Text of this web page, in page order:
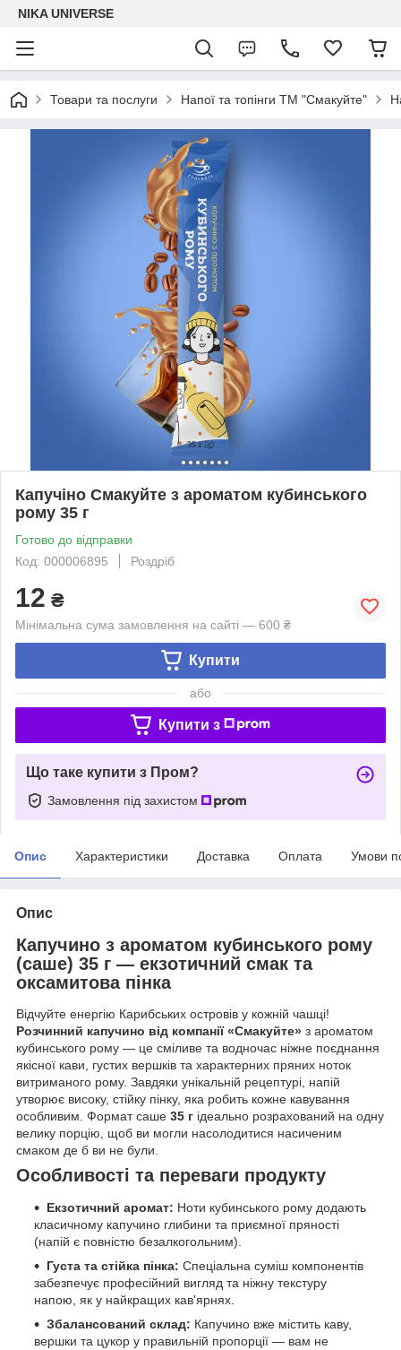
NIKA UNIVERSE
Товари та послуги Напої та топінги ТМ "Смакуйте"
Капучіно Смакуйте з ароматом кубинського
рому 35 г
Готово до відправки
Код: 000006895
Роздріб
12 ₴
Мінімальна сума замовлення на сайті — 600 ₴
Купити
або
Купити з
Що таке купити з Пром?
Замовлення під захистом
Опис Характеристики Доставка Оплата Умови
Опис
Капучино з ароматом кубинського рому
(саше) 35 г — екзотичний смак та
оксамитова пінка
Відчуйте енергію Карибських островів у кожній чашці!
Розчинний капучино від компанії «Смакуйте» з ароматом
кубинського рому — це сміливе та водночас ніжне поєднання
якісної кави, густих вершків та характерних пряних ноток
витриманого рому. Завдяки унікальній рецептурі, напій
утворює високу, стійку пінку, яка робить кожне кавування
особливим. Формат саше 35 г ідеально розрахований на одну
велику порцію, щоб ви могли насолодитися насиченим
смаком де б ви не були.
Особливості та переваги продукту
Екзотичний аромат: Ноти кубинського рому додають
класичному капучино глибини та приємної пряності
(напій є повністю безалкогольним).
Густа та стійка пінка: Спеціальна суміш компонентів
забезпечує професійний вигляд та ніжну текстуру
напою, як у найкращих кав'ярнях.
Збалансований склад: Капучино вже містить каву,
вершки та цукор у правильній пропорції — вам не